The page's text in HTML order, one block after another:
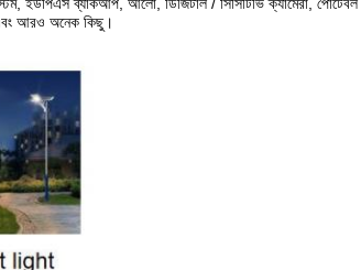
এবং আরও অনেক কিছু।